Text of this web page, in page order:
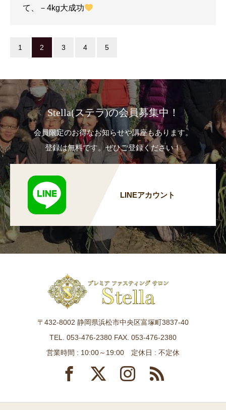
て、－4kg大成功
1 2 3 4 5
Stella(ステラ)の会員募集中！
会員限定のお得なお知らせや講座もあります。
登録は無料です。ぜひご登録ください！
LINEアカウント
〒432-8002 静岡県浜松市中央区富塚町3837-40
TEL. 053-476-2380 FAX. 053-476-2380
営業時間 : 10:00～19:00 定休日 : 不定休